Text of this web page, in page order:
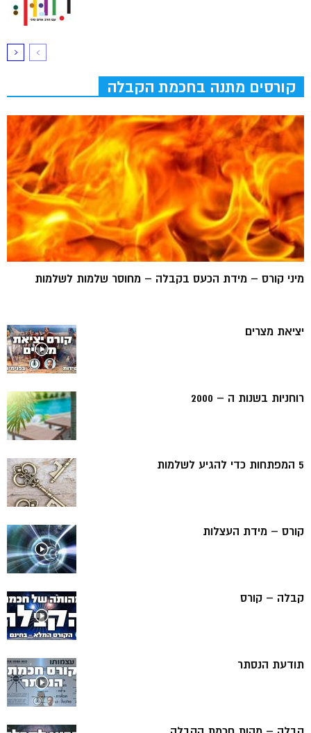
קורסים מתנה בחכמת הקבלה
מיני קורס – מידת הכעס בקבלה – מחוסר שלמות לשלמות
יציאת מצרים
רוחניות בשנות ה – 2000
5 המפתחות כדי להגיע לשלמות
קורס – מידת העצלות
קבלה – קורס
תודעת הנסתר